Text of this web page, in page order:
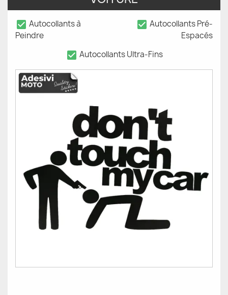
check_box Autocollants à
Peindre
check_box Autocollants Pré-
Espacés
check_box Autocollants Ultra-Fins